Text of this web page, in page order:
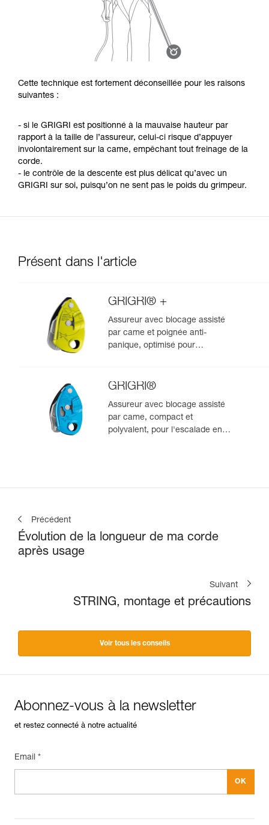
Cette technique est fortement déconseillée pour les raisons
suivantes :
- si le GRIGRI est positionné à la mauvaise hauteur par
rapport à la taille de l’assureur, celui-ci risque d’appuyer
involontairement sur la came, empêchant tout freinage de la
corde.
- le contrôle de la descente est plus délicat qu’avec un
GRIGRI sur soi, puisqu’on ne sent pas le poids du grimpeur.
Présent dans l'article
GRIGRI® +
Assureur avec blocage assisté
par came et poignée anti-
panique, optimisé pour
GRIGRI®
Assureur avec blocage assisté
par came, compact et
polyvalent, pour l'escalade en
Précédent
Évolution de la longueur de ma corde
après usage
Suivant
STRING, montage et précautions
Voir tous les conseils
Abonnez-vous à la newsletter
et restez connecté à notre actualité
Email *